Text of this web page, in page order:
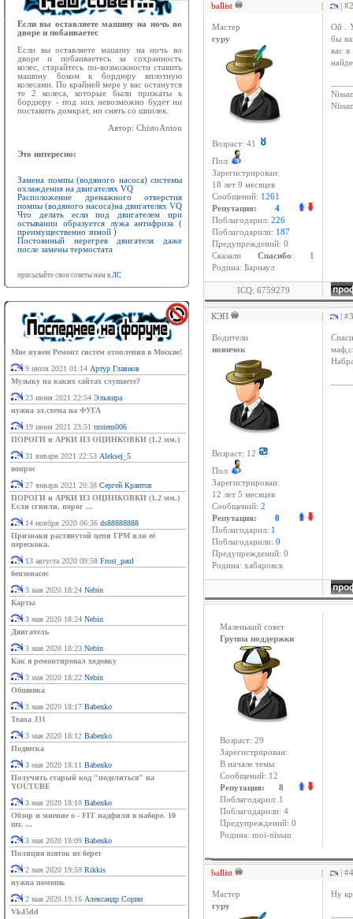
Если вы оставляете машину на ночь во
дворе и побаиваетес
Если вы оставляете машину на ночь во
дворе и побаиваетесь за сохранность
колес, старайтесь по-возможности ставить
машину боком к бордюру вплотную
колесами. По крайней мере у вас останутся
те 2 колеса, которые были прижаты к
бордюру - под них невозможно будет ни
поставить домкрат, ни снять со шпилек.
Автор: ChistoAnton
Это интересно:
Замена помпы (водяного насоса) системы
охлаждения на двигателях VQ
Расположение дренажного отверстия
помпы (водяного насоса)на двигателях VQ
Что делать если под двигателем при
остывании образуется лужа антифриза (
преимущественно зимой )
Постоянный перегрев двигателя даже
после замены термостата
присылайте свои советы нам в ЛС
Мне нужен Ремонт систем отопления в Москве!
9 июля 2021 01:14 Артур Главнов
Музыку на каких сайтах слушаете?
23 июня 2021 22:54 Эльвира
нужна эл.схема на ФУГА
19 июня 2021 23:51 rustem006
ПОРОГИ и АРКИ ИЗ ОЦИНКОВКИ (1.2 мм.)
31 января 2021 22:53 Aleksej_5
вопрос
27 января 2021 20:38 Сергей Крантов
ПОРОГИ и АРКИ ИЗ ОЦИНКОВКИ (1.2 мм.)
Если сгнили, порог ...
14 ноября 2020 06:36 ds88888888
Признаки растянутой цепи ГРМ или её
перескока.
13 августа 2020 09:58 Frost_paul
бензонасос
3 мая 2020 18:24 Nebin
Карты
3 мая 2020 18:24 Nebin
Двигатель
3 мая 2020 18:23 Nebin
Как я ремонтировал ходовку
3 мая 2020 18:22 Nebin
Обшивка
3 мая 2020 18:17 Babenko
Teana J31
3 мая 2020 18:12 Babenko
Подвеска
3 мая 2020 18:11 Babenko
Получить старый код "поделиться" на
YOUTUBE
3 мая 2020 18:10 Babenko
Обзор и мнение о - FIT надфили в наборе. 10
шт. ...
3 мая 2020 18:09 Babenko
Полиция взяток не берет
2 мая 2020 19:59 Rikkis
нужна помошь
2 мая 2020 19:16 Александр Сорин
Vk45dd
ballist | |
Мастер
гуру
Возраст: 41
Пол:
Зарегистрирован:
18 лет 9 месяцев
Сообщений: 1261
Репутация: 4
Поблагодарил: 226
Поблагодарили: 187
Предупреждений: 0
Cказали Спасибо: 1
Родина: Барнаул
Ой . У
бы
вас
ICQ: 6759279
КЭП | |
Водители
новичок
Возраст: 12
Пол:
Зарегистрирован:
12 лет 5 месяцев
Сообщений: 2
Репутация: 0
Поблагодарил: 1
Поблагодарили: 0
Предупреждений: 0
Родина: хабаровск
Маленький совет
Группа поддержки
Возраст: 29
Зарегистрирован:
В начале темы
Сообщений: 12
Репутация: 8
Поблагодарил: 1
Поблагодарили: 4
Предупреждений: 0
Родина: moi-nissan
ballist | |
Мастер
гуру
Ну